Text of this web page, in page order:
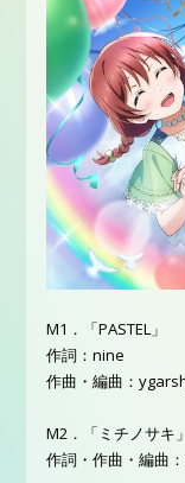
M1．「PASTEL」
作詞：nine
作曲・編曲：
M2．「ミチノサキ」
作詞・作曲・編曲